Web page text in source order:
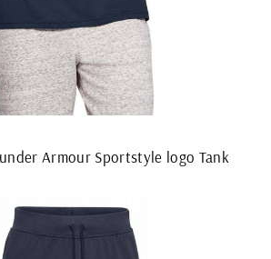
Armour Sportstyle logo Tank